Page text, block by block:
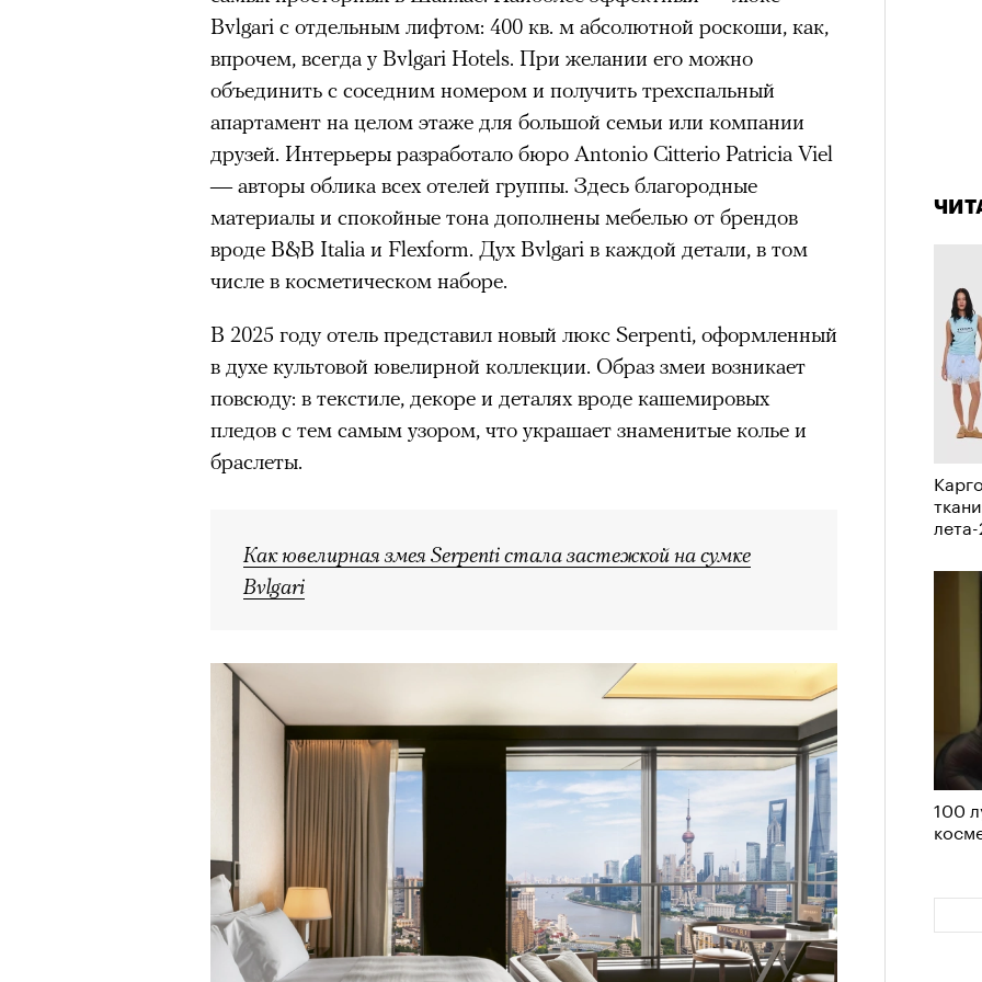
100
Bvlgari с отдельным лифтом: 400 кв. м абсолютной роскоши, как,
впрочем, всегда у Bvlgari Hotels. При желании его можно
объединить с соседним номером и получить трехспальный
апартамент на целом этаже для большой семьи или компании
друзей. Интерьеры разработало бюро Antonio Citterio Patricia Viel
— авторы облика всех отелей группы. Здесь благородные
материалы и спокойные тона дополнены мебелью от брендов
вроде B&B Italia и Flexform. Дух Bvlgari в каждой детали, в том
числе в косметическом наборе.
В 2025 году отель представил новый люкс Serpenti, оформленный
в духе культовой ювелирной коллекции. Образ змеи возникает
повсюду: в текстиле, декоре и деталях вроде кашемировых
пледов с тем самым узором, что украшает знаменитые колье и
браслеты.
Как ювелирная змея Serpenti стала застежкой на сумке
Bvlgari
«РБК
Кира
очнувшийся Нур) точно не будет лишним в дни очередного
обострения мигрантского кризиса.
Адресованный европейцам
добросердечный призыв
точно не будет лишним в
дни очередного обострения
мигрантского кризиса.
Кадр из фильма «Зеленые глаза»
© JUNE FILMS